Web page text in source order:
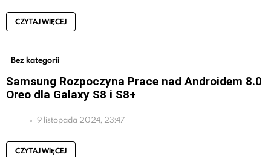
CZYTAJ WIĘCEJ
Bez kategorii
Samsung Rozpoczyna Prace nad Androidem 8.0
Oreo dla Galaxy S8 i S8+
9 listopada 2024, 23:47
CZYTAJ WIĘCEJ